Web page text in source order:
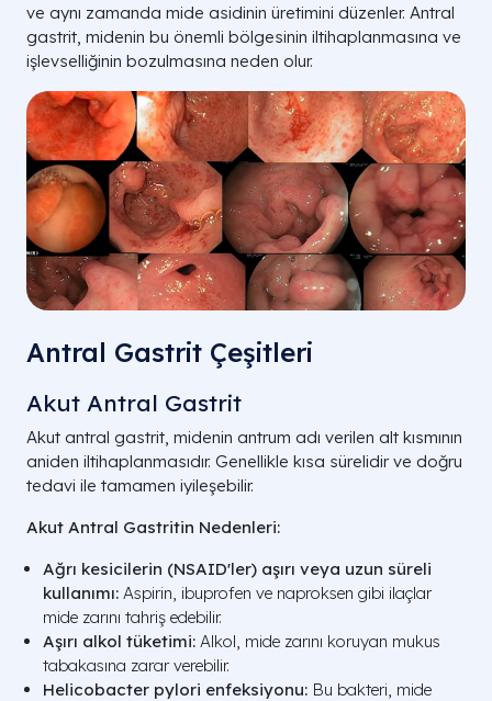
ve aynı zamanda mide asidinin üretimini düzenler. Antral
gastrit, midenin bu önemli bölgesinin iltihaplanmasına ve
işlevselliğinin bozulmasına neden olur.
Antral Gastrit Çeşitleri
Akut Antral Gastrit
Akut antral gastrit, midenin antrum adı verilen alt kısmının
aniden iltihaplanmasıdır. Genellikle kısa sürelidir ve doğru
tedavi ile tamamen iyileşebilir.
Akut Antral Gastritin Nedenleri:
Ağrı kesicilerin (NSAID'ler) aşırı veya uzun süreli
kullanımı: Aspirin, ibuprofen ve naproksen gibi ilaçlar
mide zarını tahriş edebilir.
Aşırı alkol tüketimi: Alkol, mide zarını koruyan mukus
tabakasına zarar verebilir.
Helicobacter pylori enfeksiyonu: Bu bakteri, mide